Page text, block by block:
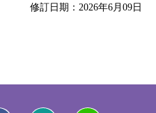
修訂日期：2026年6月09日